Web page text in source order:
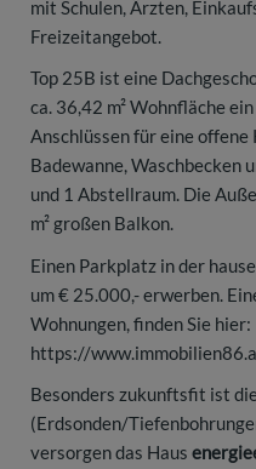
mit Schulen, Ärzten,
Freizeitangebot.
Top 25B ist eine
ca. 36,42 m² Wohnfläche
Anschlüssen für eine offene
Badewanne, Waschbecken
und 1 Abstellraum. Die
m² großen Balkon.
Einen Parkplatz in der
um € 25.000,- erwerben.
Wohnungen, finden Sie hier:
https://
Besonders zukunftsfit ist die
(Erdsonden/
versorgen das Haus